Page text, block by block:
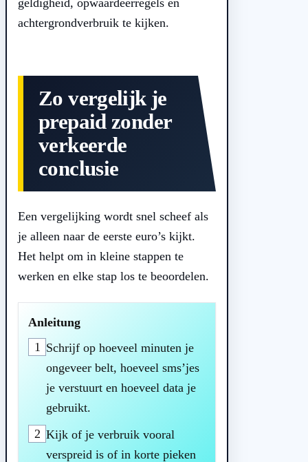
achtergrondverbruik te kijken.
Zo vergelijk je
prepaid zonder
verkeerde
conclusie
Een vergelijking wordt snel scheef als
je alleen naar de eerste euro’s kijkt.
Het helpt om in kleine stappen te
werken en elke stap los te beoordelen.
Anleitung
1 Schrijf op hoeveel minuten je
ongeveer belt, hoeveel sms’jes
je verstuurt en hoeveel data je
gebruikt.
2 Kijk of je verbruik vooral
verspreid is of in korte pieken